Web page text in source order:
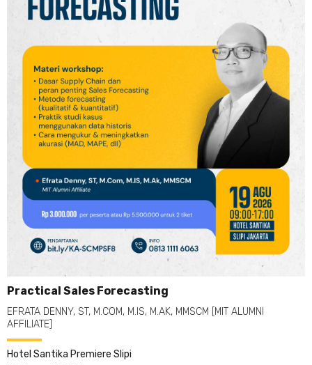
Practical Sales Forecasting
EFRATA DENNY, ST, M.COM, M.IS, M.AK, MMSCM [MIT ALUMNI
AFFILIATE]
Hotel Santika Premiere Slipi